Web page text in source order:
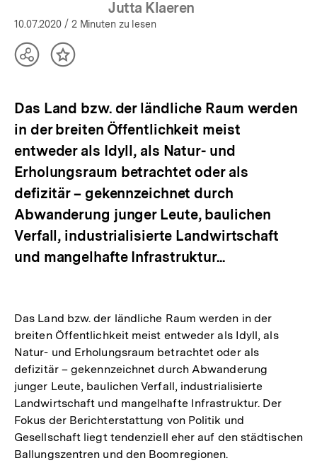
Jutta Klaeren
10.07.2020 / 2 Minuten zu lesen
TeilenInhalt
Das Land bzw. der ländliche Raum werden
in der breiten Öffentlichkeit meist
entweder als Idyll, als Natur- und
Erholungsraum betrachtet oder als
defizitär – gekennzeichnet durch
Abwanderung junger Leute, baulichen
Verfall, industrialisierte Landwirtschaft
und mangelhafte Infrastruktur...
Das Land bzw. der ländliche Raum werden in der
breiten Öffentlichkeit meist entweder als Idyll, als
Natur- und Erholungsraum betrachtet oder als
defizitär – gekennzeichnet durch Abwanderung
junger Leute, baulichen Verfall, industrialisierte
Landwirtschaft und mangelhafte Infrastruktur. Der
Fokus der Berichterstattung von Politik und
Gesellschaft liegt tendenziell eher auf den städtischen
Ballungszentren und den Boomregionen.